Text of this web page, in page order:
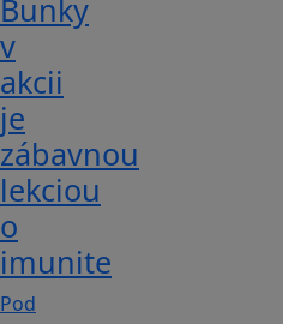
Bunky
v
akcii
je
zábavnou
lekciou
o
imunite
Pod